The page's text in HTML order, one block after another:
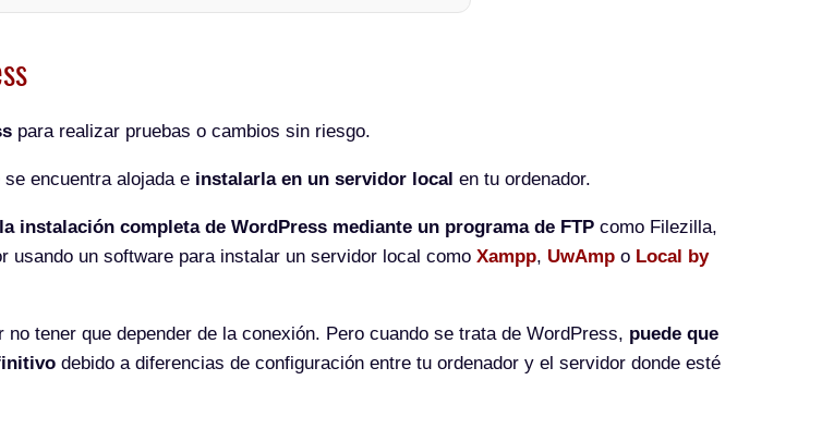
para realizar pruebas o cambios sin riesgo.
encuentra alojada e instalarla en un servidor local en tu ordenador.
instalación completa de WordPress mediante un programa de FTP como Filezilla,
usando un software para instalar un servidor local como Xampp, UwAmp o Local by
no tener que depender de la conexión. Pero cuando se trata de WordPress, puede que
debido a diferencias de configuración entre tu ordenador y el servidor donde esté